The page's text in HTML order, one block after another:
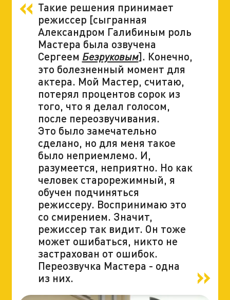
Такие решения принимает
режиссер [сыгранная
Александром Галибиным роль
Мастера была озвучена
Сергеем Безруковым]. Конечно,
это болезненный момент для
актера. Мой Мастер, считаю,
потерял процентов сорок из
того, что я делал голосом,
после переозвучивания.
Это было замечательно
сделано, но для меня такое
было неприемлемо. И,
разумеется, неприятно. Но как
человек старорежимный, я
обучен подчиняться
режиссеру. Воспринимаю это
со смирением. Значит,
режиссер так видит. Он тоже
может ошибаться, никто не
застрахован от ошибок.
Переозвучка Мастера - одна
из них.